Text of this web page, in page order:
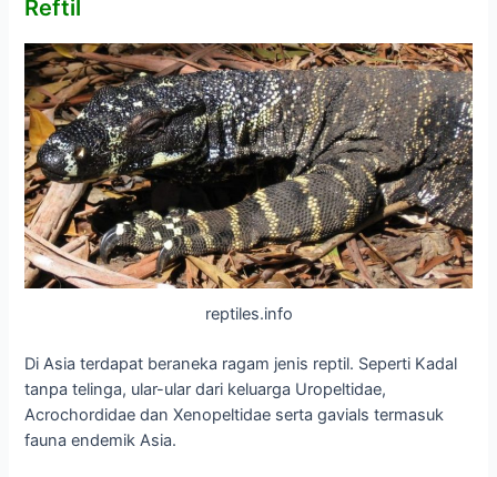
Reftil
reptiles.info
Di Asia terdapat beraneka ragam jenis reptil. Seperti Kadal
tanpa telinga, ular-ular dari keluarga Uropeltidae,
Acrochordidae dan Xenopeltidae serta gavials termasuk
fauna endemik Asia.